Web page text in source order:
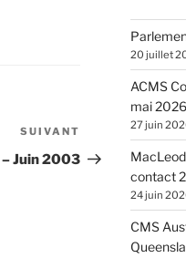
suivant
SUIVANT
Juin 2003
20 juillet
ACMS
mai 2026
27 juin
contact
24 juin
CMS